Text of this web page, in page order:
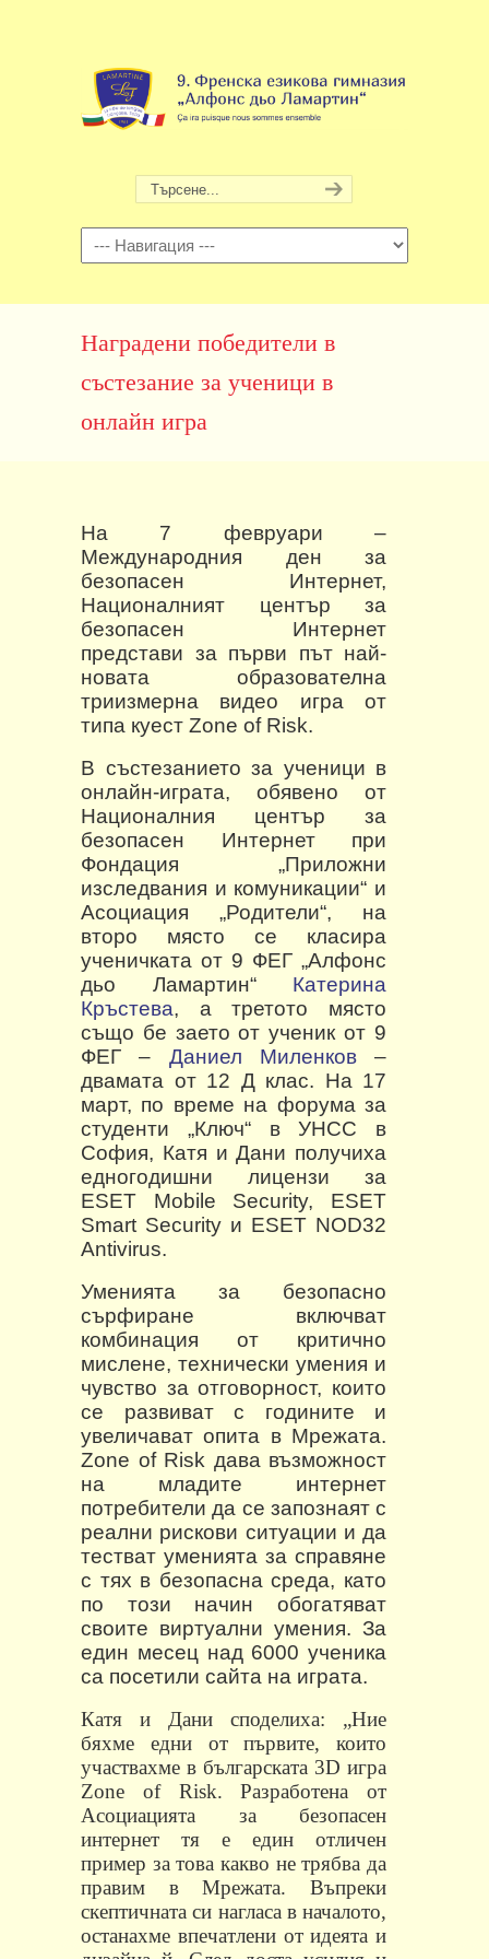
Навигация
Наградени победители в
състезание за ученици в
онлайн игра
На 7 февруари –
Международния ден за
безопасен Интернет,
Националният център за
безопасен Интернет
представи за първи път най-
новата образователна
триизмерна видео игра от
типа куест Zone of Risk.
В състезанието за ученици в
онлайн-играта, обявено от
Националния център за
безопасен Интернет при
Фондация „Приложни
изследвания и комуникации“ и
Асоциация „Родители“, на
второ място се класира
ученичката от 9 ФЕГ „Алфонс
дьо Ламартин“ Катерина
Кръстева, а третото място
също бе заето от ученик от 9
ФЕГ – Даниел Миленков–
двамата от 12 Д клас. На 17
март, по време на форума за
студенти „Ключ“ в УНСС в
София, Катя и Дани получиха
едногодишни лицензи за
ESET Mobile Security, ESET
Smart Security и ESET NOD32
Antivirus.
Уменията за безопасно
сърфиране включват
комбинация от критично
мислене, технически умения и
чувство за отговорност, които
се развиват с годините и
увеличават опита в Мрежата.
Zone of Risk дава възможност
на младите интернет
потребители да се запознаят с
реални рискови ситуации и да
тестват уменията за справяне
с тях в безопасна среда, като
по този начин обогатяват
своите виртуални умения. За
един месец над 6000 ученика
са посетили сайта на играта.
Катя и Дани споделиха:
„Ние
бяхме едни от първите, които
участвахме в българската 3D игра
Zone of Risk. Разработена от
Асоциацията за безопасен
интернет тя е един отличен
пример за това какво не трябва да
правим в Мрежата. Въпреки
скептичната си нагласа в началото,
останахме впечатлени от идеята и